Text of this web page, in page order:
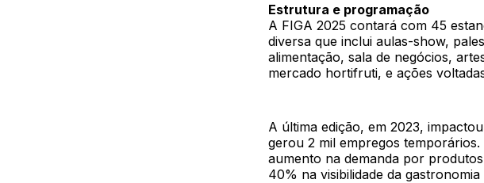
Estrutura e programação
A FIGA 2025 contará com 45
diversa que inclui aulas-show,
alimentação, sala de negócios,
mercado hortifruti, e ações
A última edição, em 2023,
gerou 2 mil empregos
aumento na demanda por
40% na visibilidade da